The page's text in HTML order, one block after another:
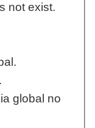
not exist.
global no